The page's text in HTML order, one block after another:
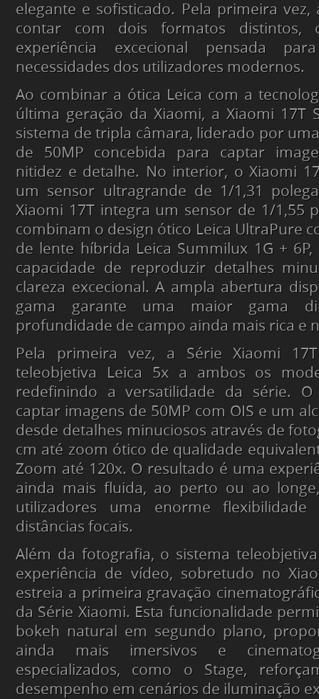
elegante e sofisticado. Pela primeira vez,
contar com dois formatos distintos,
experiência excecional pensada
necessidades dos utilizadores modernos.
Ao combinar a ótica Leica com a
última geração da Xiaomi, a Xiaomi 17T
sistema de tripla câmara, liderado por
de 50MP concebida para captar
nitidez e detalhe. No interior, o Xiaomi
um sensor ultragrande de 1/1,31
Xiaomi 17T integra um sensor de 1/1,55
combinam o design ótico Leica UltraPure
de lente híbrida Leica Summilux 1G +
capacidade de reproduzir detalhes
clareza excecional. A ampla abertura
gama garante uma maior gama
profundidade de campo ainda mais rica e
Pela primeira vez, a Série Xiaomi
teleobjetiva Leica 5x a ambos os
redefinindo a versatilidade da série. O
captar imagens de 50MP com OIS e um
desde detalhes minuciosos através de
cm até zoom ótico de qualidade
Zoom até 120x. O resultado é uma
ainda mais fluida, ao perto ou ao
utilizadores uma enorme flexibilidade
distâncias focais.
Além da fotografia, o sistema
experiência de vídeo, sobretudo no
estreia a primeira gravação
da Série Xiaomi. Esta funcionalidade
bokeh natural em segundo plano,
ainda mais imersivos e
especializados, como o Stage,
desempenho em cenários de iluminação